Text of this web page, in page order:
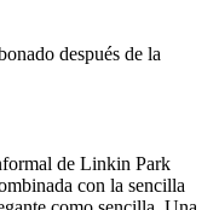
después de la
de Linkin Park
con la sencilla